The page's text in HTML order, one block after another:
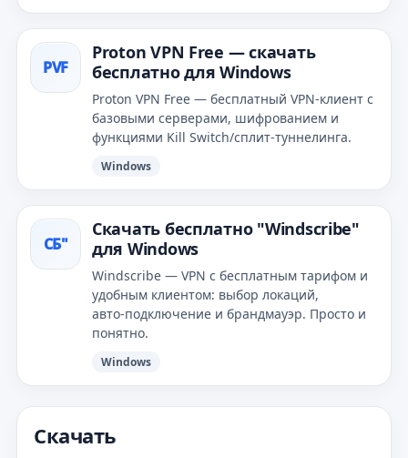
PVF
Proton VPN Free — скачать
бесплатно для Windows
Proton VPN Free — бесплатный VPN‑клиент с
базовыми серверами, шифрованием и
функциями Kill Switch/сплит‑туннелинга.
Windows
СБ"
Скачать бесплатно "Windscribe"
для Windows
Windscribe — VPN с бесплатным тарифом и
удобным клиентом: выбор локаций,
авто‑подключение и брандмауэр. Просто и
понятно.
Windows
Скачать